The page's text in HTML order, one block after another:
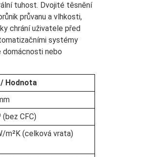
tuhost. Dvojité těsnění
průvanu a vlhkosti,
chrání uživatele před
systémy
nebo
Hodnota
CFC)
m²K (celková vrata)